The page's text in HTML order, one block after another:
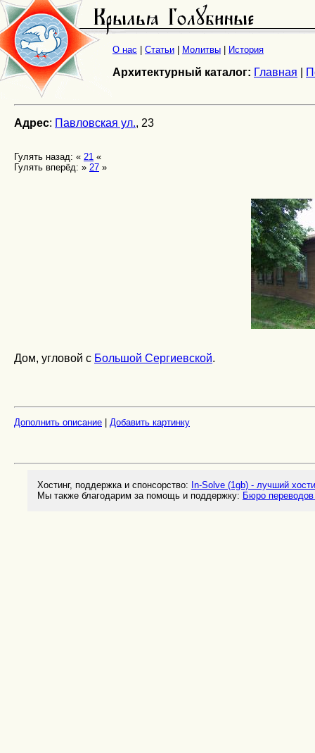
О нас Статьи Молитвы История
Архитектурный каталог: Главная
Адрес: Павловская ул., 23
Гулять назад: « 21 «
Гулять вперёд: » 27 »
Дом, угловой с Большой Сергиевской.
Дополнить описание Добавить картинку
Хостинг, поддержка и спонсорство: In-Solve (1gb) - лучший
Мы также благодарим за помощь и поддержку: Бюро переводов